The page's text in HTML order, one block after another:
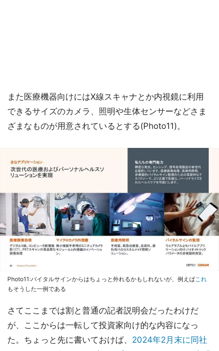
また医療機器向けにはX線スキャナとか内視鏡に利用
できるサイズのカメラ、照明や生体センサーなどさま
ざまなものが用意されているとする(Photo11)。
Photo11:バイタルサインからはちょっと外れるかもしれないが、例えば これ
もそうした一例である
さてここまでは割と普通の記者説明会だったわけだ
が、ここからは一転して投資家向け的な内容になっ
た。ちょっと先に書いておけば、 2024年2月末に同社